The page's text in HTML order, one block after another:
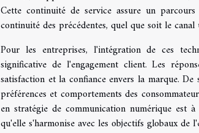
Cette continuité de service assure un
continuité des précédentes, quel que soit le canal
Pour les entreprises, l'intégration de ces
significative de l'engagement client. Les
satisfaction et la confiance envers la marque.
préférences et comportements des
en stratégie de communication numérique
qu'elle s'harmonise avec les objectifs globaux de